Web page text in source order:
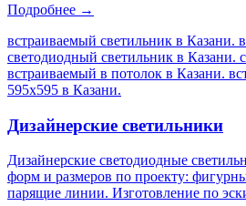
Подробнее →
встраиваемый светильник в Казани.
светодиодный светильник в Казани.
встраиваемый в потолок в Казани.
595х595 в Казани.
Дизайнерские светильники
Дизайнерские светодиодные
форм и размеров по проекту:
парящие линии. Изготовление по